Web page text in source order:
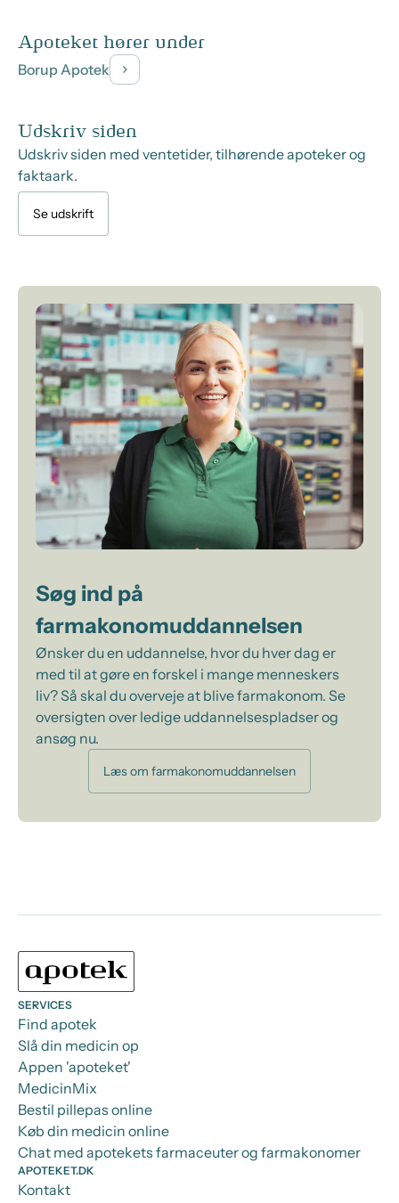
Apoteket hører under
Borup Apotek
Udskriv siden
Udskriv siden med ventetider, tilhørende apoteker og
faktaark.
Se udskrift
Søg ind på
farmakonomuddannelsen
Ønsker du en uddannelse, hvor du hver dag er
med til at gøre en forskel i mange menneskers
liv? Så skal du overveje at blive farmakonom. Se
oversigten over ledige uddannelsespladser og
ansøg nu.
Læs om farmakonomuddannelsen
SERVICES
Find apotek
Slå din medicin op
Appen 'apoteket'
MedicinMix
Bestil pillepas online
Køb din medicin online
Chat med apotekets farmaceuter og farmakonomer
APOTEKET.DK
Kontakt